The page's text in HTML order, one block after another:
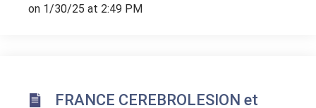
on 1/30/25 at 2:49 PM
FRANCE CEREBROLESION et